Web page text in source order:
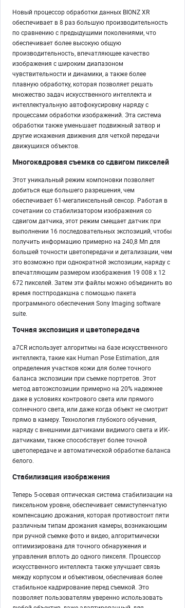
Новый процессор обработки данных BIONZ XR
обеспечивает в 8 раз большую производительность
по сравнению с предыдущими поколениями, что
обеспечивает более высокую общую
производительность, впечатляющее качество
изображения с широким диапазоном
чувствительности и динамики, а также более
плавную обработку, которая позволяет решать
множество задач искусственного интеллекта и
интеллектуальную автофокусировку наряду с
процессами обработки изображений. Эта система
обработки также уменьшает подвижный затвор и
другие искажения движения для четкой передачи
движущихся объектов.
Многокадровая съемка со сдвигом пикселей
Этот уникальный режим компоновки позволяет
добиться еще большего разрешения, чем
обеспечивает 61-мегапиксельный сенсор. Работая в
сочетании со стабилизатором изображения со
сдвигом датчика, этот режим смещает датчик при
выполнении 16 последовательных экспозиций, чтобы
получить информацию примерно на 240,8 Мп для
большей точности цветопередачи и детализации, чем
это возможно при однократной экспозиции, наряду с
впечатляющим размером изображения 19 008 x 12
672 пикселей. Затем эти файлы можно объединить во
время постпродакшна с помощью пакета
программного обеспечения Sony Imaging software
suite.
Точная экспозиция и цветопередача
a7CR использует алгоритмы на базе искусственного
интеллекта, такие как Human Pose Estimation, для
определения участков кожи для более точного
баланса экспозиции при съемке портретов. Этот
метод автоэкспозиции примерно на 20% надежнее
даже в условиях контрового света или прямого
солнечного света, или даже когда объект не смотрит
прямо в камеру. Технология глубокого обучения,
наряду с внешними датчиками видимого света и ИК-
датчиками, также способствует более точной
цветопередаче и автоматической обработке баланса
белого.
Стабилизация изображения
Теперь 5-осевая оптическая система стабилизации на
пиксельном уровне, обеспечивает семиступенчатую
компенсацию дрожания, которая противостоит пяти
различным типам дрожания камеры, возникающим
при ручной съемке фото и видео, алгоритмически
оптимизирована для точного обнаружения и
управления вплоть до одного пикселя. Процессор
искусственного интеллекта также улучшает связь
между корпусом и объективом, обеспечивая более
стабильное кадрирование перед съемкой. Это
позволяет пользователям уверенно использовать